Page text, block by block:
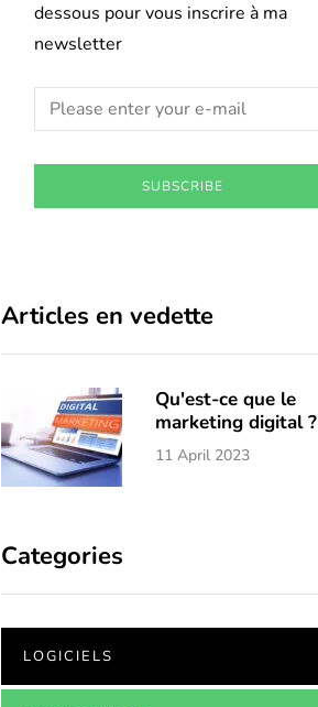
dessous pour vous inscrire à ma
newsletter
SUBSCRIBE
Articles en vedette
Qu'est-ce que le
marketing digital ?
11 April 2023
Categories
LOGICIELS